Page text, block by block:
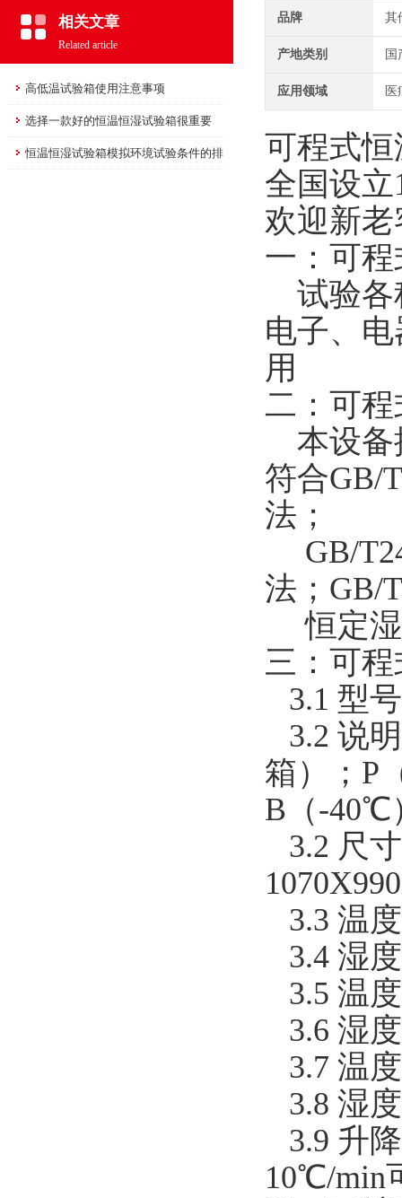
相关文章
Related article
高低温试验箱使用注意事项
选择一款好的恒温恒湿试验箱很重要
恒温恒湿试验箱模拟环境试验条件的排
品牌 其
产地类别 国
应用领域
可程式
全国设
欢迎新
一：可
试验各
电子、
用
二：可
本设备
符合GB/
法；
GB/
法；GB/
恒定湿
三：可
3.1 型
3.2 说
箱）；P
B（-40℃
3.2 尺
3.3 温
3.4 湿
3.5 温
3.6 湿
3.7 温
3.8 湿
3.9 升
10℃/min